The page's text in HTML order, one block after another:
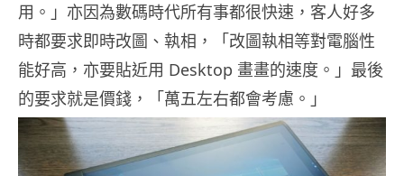
用。」亦因為數碼時代所有事都很快速，客人好多
時都要求即時改圖、執相，「改圖執相等對電腦性
能好高，亦要貼近用 Desktop 畫畫的速度。」最後
的要求就是價錢，「萬五左右都會考慮。」